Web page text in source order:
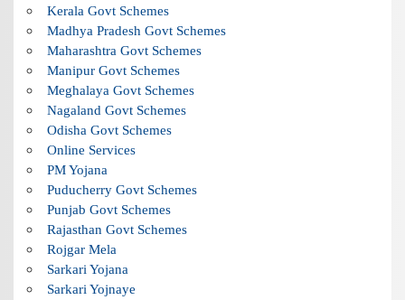
Kerala Govt Schemes
Madhya Pradesh Govt Schemes
Maharashtra Govt Schemes
Manipur Govt Schemes
Meghalaya Govt Schemes
Nagaland Govt Schemes
Odisha Govt Schemes
Online Services
PM Yojana
Puducherry Govt Schemes
Punjab Govt Schemes
Rajasthan Govt Schemes
Rojgar Mela
Sarkari Yojana
Sarkari Yojnaye